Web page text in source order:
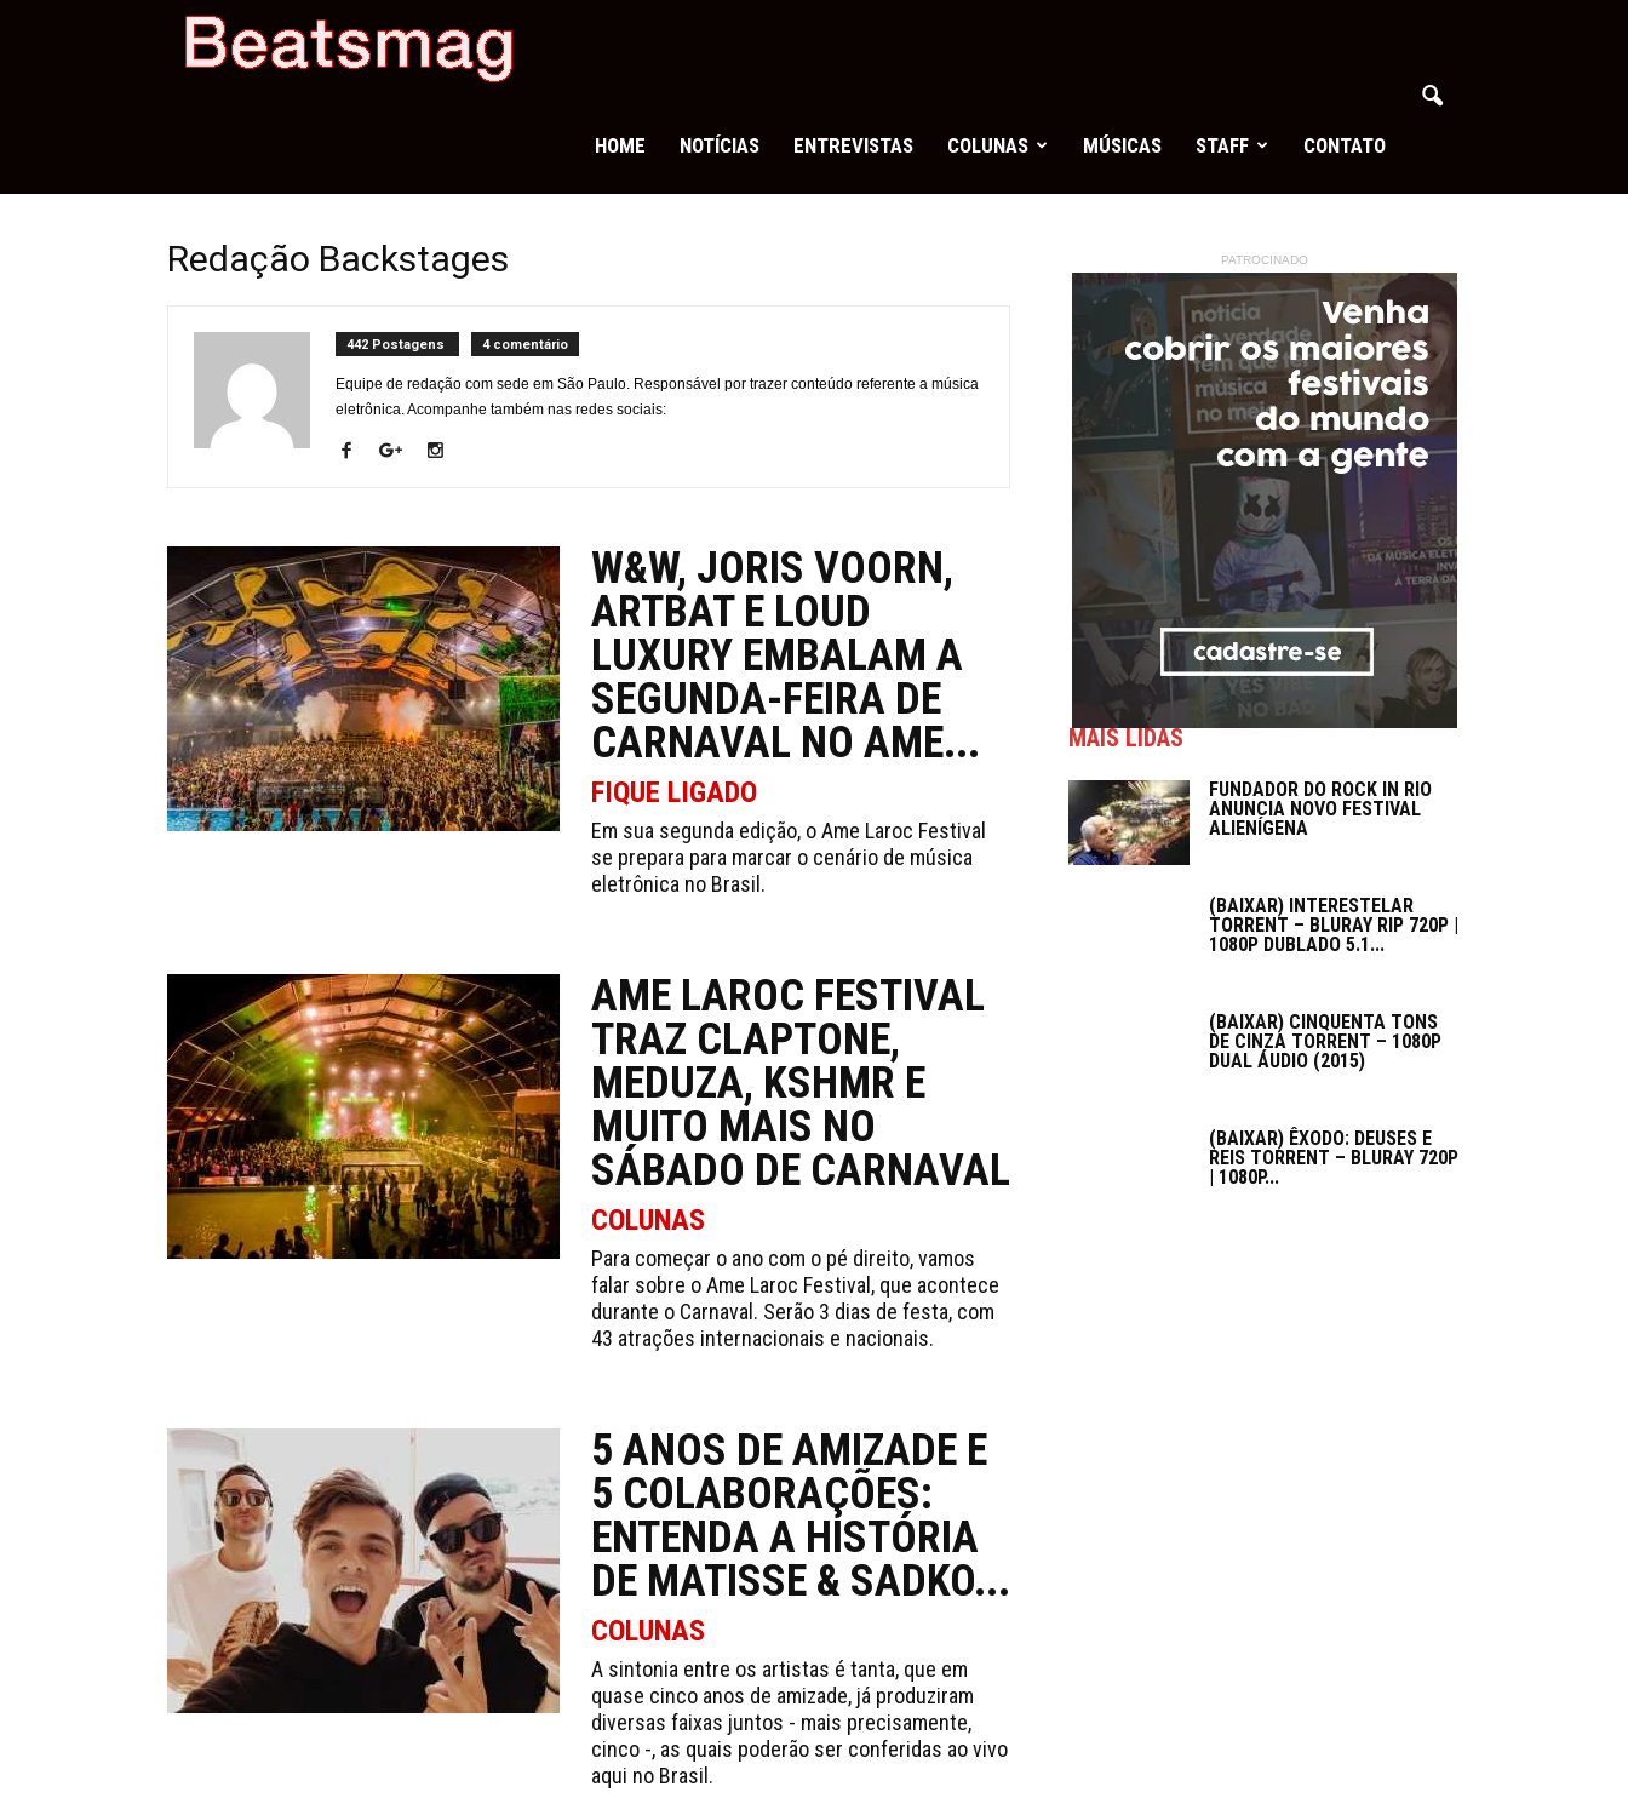
HOME NOTÍCIAS ENTREVISTAS COLUNAS MÚSICAS STAFF CONTATO
Redação Backstages
442 Postagens 4 comentário
Equipe de redação com sede em São Paulo. Responsável por trazer conteúdo referente a música
eletrônica. Acompanhe também nas redes sociais:
W&W, JORIS VOORN,
ARTBAT E LOUD
LUXURY EMBALAM A
SEGUNDA-FEIRA DE
CARNAVAL NO AME...
FIQUE LIGADO
Em sua segunda edição, o Ame Laroc Festival
se prepara para marcar o cenário de música
eletrônica no Brasil.
AME LAROC FESTIVAL
TRAZ CLAPTONE,
MEDUZA, KSHMR E
MUITO MAIS NO
SÁBADO DE CARNAVAL
COLUNAS
Para começar o ano com o pé direito, vamos
falar sobre o Ame Laroc Festival, que acontece
durante o Carnaval. Serão 3 dias de festa, com
43 atrações internacionais e nacionais.
5 ANOS DE AMIZADE E
5 COLABORAÇÕES:
ENTENDA A HISTÓRIA
DE MATISSE & SADKO...
COLUNAS
A sintonia entre os artistas é tanta, que em
quase cinco anos de amizade, já produziram
diversas faixas juntos - mais precisamente,
cinco -, as quais poderão ser conferidas ao vivo
aqui no Brasil.
PATROCINADO
MAIS LIDAS
FUNDADOR DO ROCK IN RIO
ANUNCIA NOVO FESTIVAL
ALIENÍGENA
(BAIXAR) INTERESTELAR
TORRENT – BLURAY RIP 720P |
1080P DUBLADO 5.1...
(BAIXAR) CINQUENTA TONS
DE CINZA TORRENT – 1080P
DUAL ÁUDIO (2015)
(BAIXAR) ÊXODO: DEUSES E
REIS TORRENT – BLURAY 720P
| 1080P...